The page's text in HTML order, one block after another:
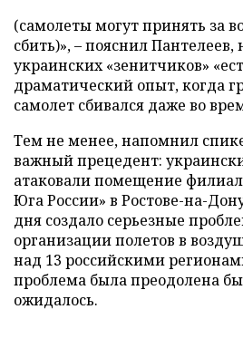
(самолеты могут принять за
сбить)», – пояснил
украинских «зенитчиков»
драматический опыт, когда
самолет сбивался даже во
Тем не менее, напомнил
важный прецедент:
атаковали помещение
Юга России» в Ростове-на-
дня создало серьезные
организации полетов в
над 13 российскими
проблема была преодолена
ожидалось.